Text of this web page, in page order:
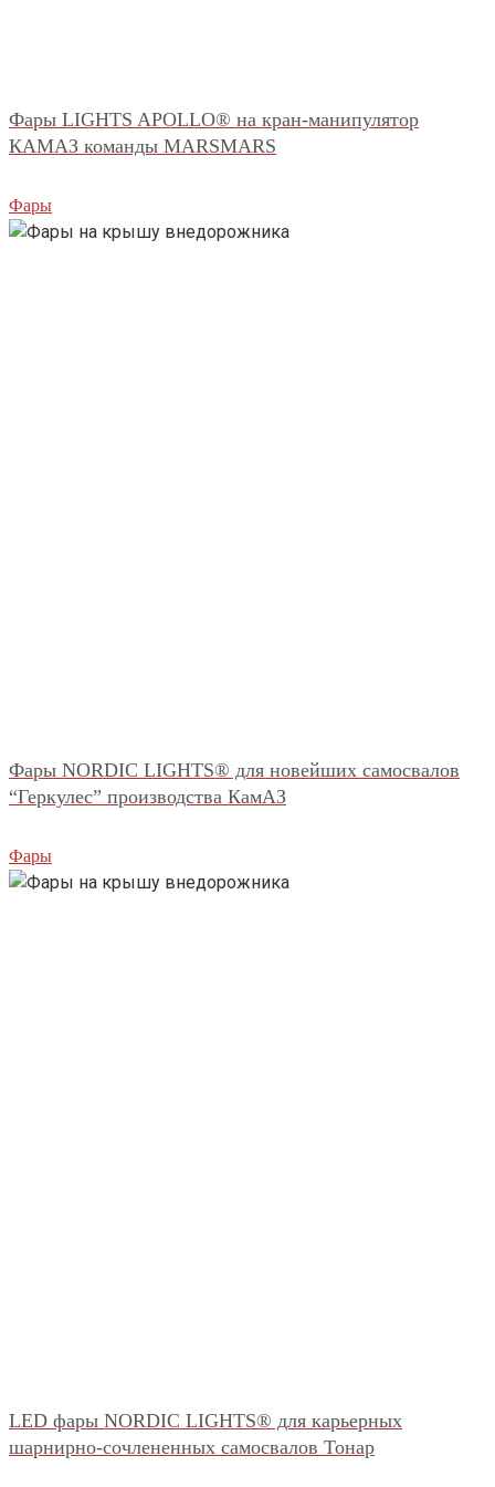
Фары LIGHTS APOLLO® на кран-манипулятор
КАМАЗ команды MARSMARS
Фары
Фары NORDIC LIGHTS® для новейших самосвалов
“Геркулес” производства КамАЗ
Фары
LED фары NORDIC LIGHTS® для карьерных
шарнирно-сочлененных самосвалов Тонар